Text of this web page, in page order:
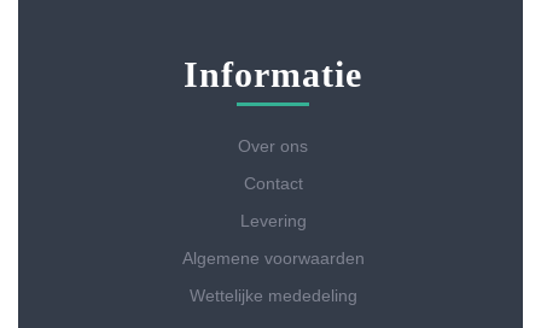
Informatie
Over ons
Contact
Levering
Algemene voorwaarden
Wettelijke mededeling